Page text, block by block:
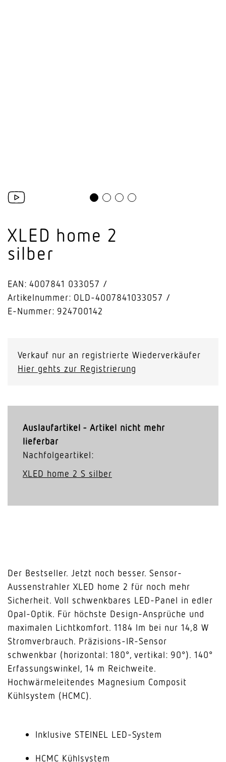
XLED home 2
silber
EAN: 4007841 033057
Artikelnummer: OLD-4007841033057
E-Nummer: 924700142
Verkauf nur an registrierte Wiederverkäufer
Hier gehts zur Registrierung
Auslaufartikel - Artikel nicht mehr
lieferbar
Nachfolgeartikel:
XLED home 2 S silber
Der Bestseller. Jetzt noch besser. Sensor-
Aussenstrahler XLED home 2 für noch mehr
Sicherheit. Voll schwenkbares LED-Panel in edler
Opal-Optik. Für höchste Design-Ansprüche und
maximalen Lichtkomfort. 1184 lm bei nur 14,8 W
Stromverbrauch. Präzisions-IR-Sensor
schwenkbar (horizontal: 180°, vertikal: 90°). 140°
Erfassungswinkel, 14 m Reichweite.
Hochwärmeleitendes Magnesium Composit
Kühlsystem (HCMC).
Inklusive STEINEL LED-System
HCMC Kühlsystem